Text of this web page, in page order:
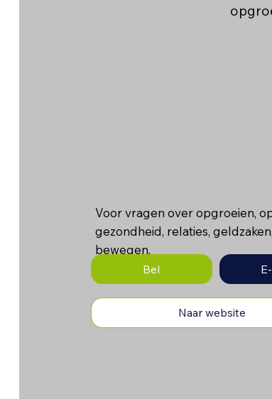
Voor vragen over opgroeien,
gezondheid, relaties,
bewegen.
Bel
Naar website